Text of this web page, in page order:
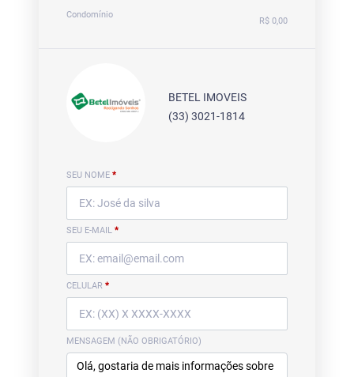
Condomínio
R$ 0,00
BETEL IMOVEIS
(33) 3021-1814
SEU NOME *
SEU E-MAIL *
CELULAR *
MENSAGEM (NÃO OBRIGATÓRIO)